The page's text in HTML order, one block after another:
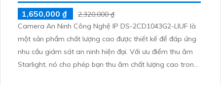
1,650,000 ₫
2,320,000 ₫
Camera An Ninh Công Nghệ IP DS-2CD1043G2-LIUF là
một sản phẩm chất lượng cao được thiết kế để đáp ứng
nhu cầu giám sát an ninh hiện đại. Với ưu điểm thu âm
Starlight, nó cho phép bạn thu âm chất lượng cao trong